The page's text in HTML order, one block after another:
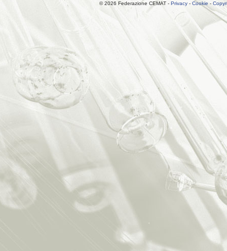
© 2026 Federazione CEMAT - Privacy- Cookie -